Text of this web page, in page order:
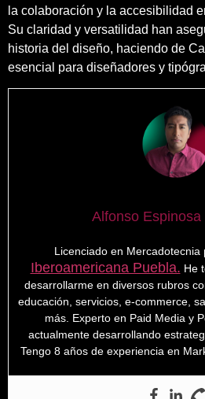
la colaboración y la accesibilidad
Su claridad y versatilidad han
historia del diseño, haciendo de
esencial para diseñadores y
Alfonso Espinosa
Licenciado en Mercadotecnia
Iberoamericana Puebla. He
desarrollarme en diversos rubros
educación, servicios, e-commerce,
más. Experto en Paid Media y
actualmente desarrollando
Tengo 8 años de experiencia en